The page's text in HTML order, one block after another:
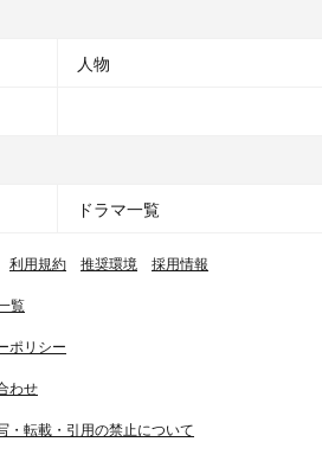
人物
ドラマ一覧
利用規約 推奨環境 採用情報
覧
ポリシー
わせ
・転載・引用の禁止について